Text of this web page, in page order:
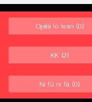
Ojalá lo lean (0)
KK (2)
Ni fú ni fá (0)